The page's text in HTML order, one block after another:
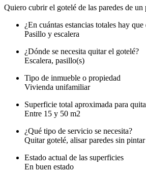
Quiero cubrir el gotelé de las paredes de un
¿En cuántas estancias totales hay
Pasillo y escalera
¿Dónde se necesita quitar el gotelé?
Escalera, pasillo(s)
Tipo de inmueble o propiedad
Vivienda unifamiliar
Superficie total aproximada para
Entre 15 y 50 m2
¿Qué tipo de servicio se necesita?
Quitar gotelé, alisar paredes sin pintar
Estado actual de las superficies
En buen estado